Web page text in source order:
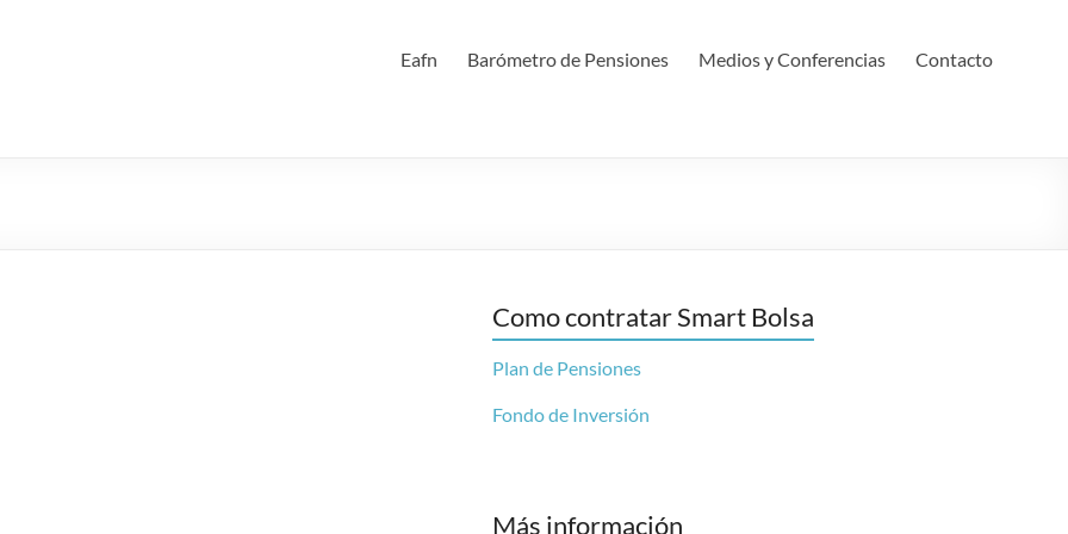
Eafn Barómetro de Pensiones Medios y Conferencias Contacto
Como contratar Smart Bolsa
Plan de Pensiones
Fondo de Inversión
Más información